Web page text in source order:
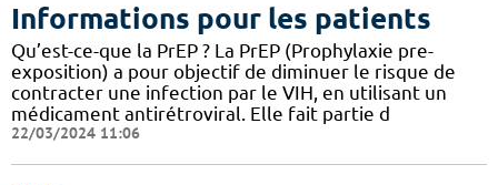
Informations pour les patients
Qu’est-ce-que la PrEP ? La PrEP (Prophylaxie pre-
exposition) a pour objectif de diminuer le risque de
contracter une infection par le VIH, en utilisant un
médicament antirétroviral. Elle fait partie d
22/03/2024 11:06